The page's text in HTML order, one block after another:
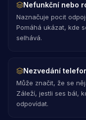
Nefunkční nebo
Naznačuje pocit
Pomáhá ukázat, kde
selhává.
Nezvedání
Může značit, že se
Záleží, jestli ses bál,
odpovídat.